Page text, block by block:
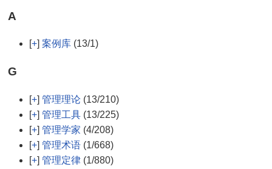
A
[+] 案例库 (13/1)
G
[+] 管理理论 (13/210)
[+] 管理工具 (13/225)
[+] 管理学家 (4/208)
[+] 管理术语 (1/668)
[+] 管理定律 (1/880)